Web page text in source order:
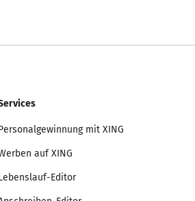
mit XING
auf XING
Editor